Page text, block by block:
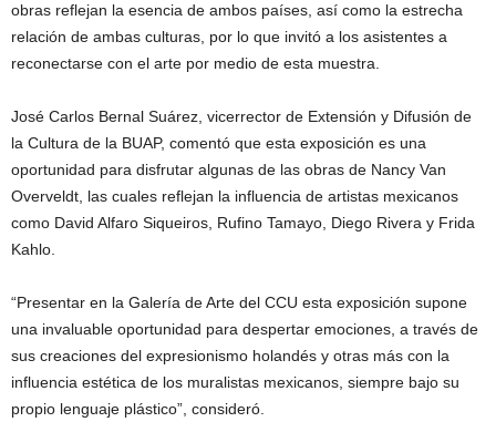
obras reflejan la esencia de ambos países, así como la estrecha
relación de ambas culturas, por lo que invitó a los asistentes a
reconectarse con el arte por medio de esta muestra.
José Carlos Bernal Suárez, vicerrector de Extensión y Difusión de
la Cultura de la BUAP, comentó que esta exposición es una
oportunidad para disfrutar algunas de las obras de Nancy Van
Overveldt, las cuales reflejan la influencia de artistas mexicanos
como David Alfaro Siqueiros, Rufino Tamayo, Diego Rivera y Frida
Kahlo.
“Presentar en la Galería de Arte del CCU esta exposición supone
una invaluable oportunidad para despertar emociones, a través de
sus creaciones del expresionismo holandés y otras más con la
influencia estética de los muralistas mexicanos, siempre bajo su
propio lenguaje plástico”, consideró.